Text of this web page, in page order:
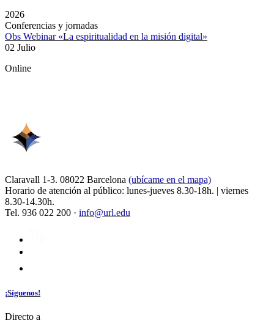
2026
Conferencias y jornadas
Obs Webinar «La espiritualidad en la misión digital»
02 Julio
Online
Claravall 1-3. 08022 Barcelona (ubícame en el mapa)
Horario de atención al público: lunes-jueves 8.30-18h. | viernes
8.30-14.30h.
Tel. 936 022 200 · info@url.edu
¡Síguenos!
Directo a